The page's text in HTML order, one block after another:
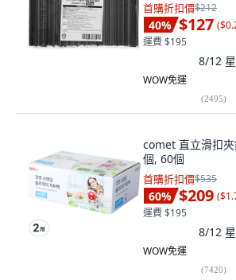
首購折扣價$212
40% $127 (
運費 $195
8/12
WOW免運
(2495)
comet 直立滑扣
個, 60個
首購折扣價$535
60% $209 (
運費 $195
8/12
WOW免運
(7420)